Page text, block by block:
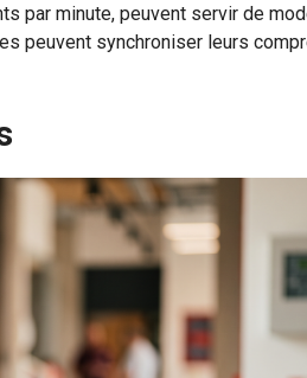
par minute, peuvent servir de
peuvent synchroniser leurs